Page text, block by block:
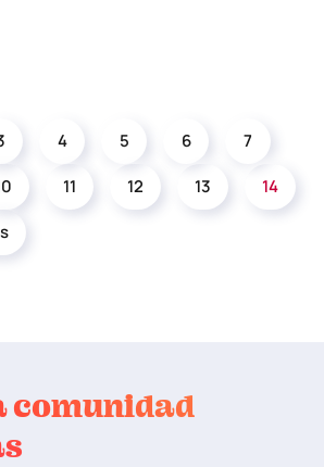
4 5 6
7
11 12 13
14
comunidad